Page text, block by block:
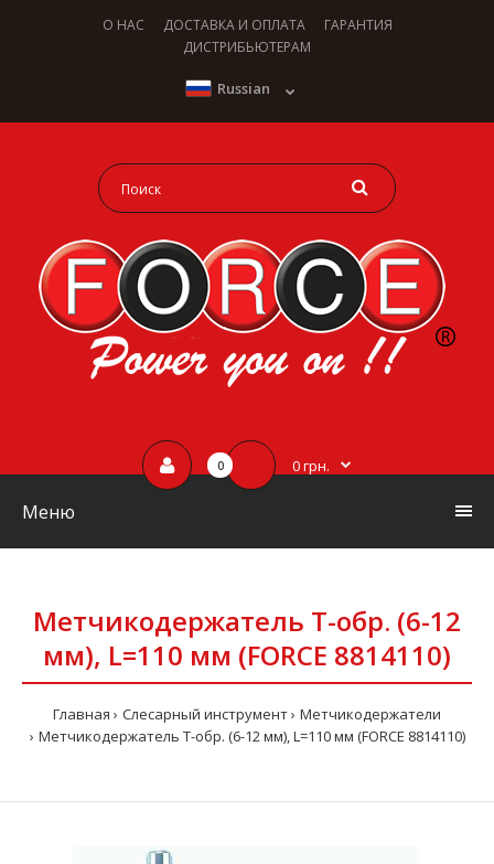
О НАС ДОСТАВКА И ОПЛАТА
ГАРАНТИЯ
ДИСТРИБЬЮТЕРАМ
Russian
0 0 грн.
Меню
Метчикодержатель Т-обр. (6-12
мм), L=110 мм (FORCE 8814110)
Главная Слесарный инструмент
Метчикодержатели
Метчикодержатель Т-обр. (6-12 мм), L=110 мм (FORCE 8814110)